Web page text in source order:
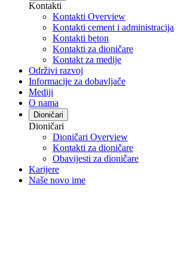
Kontakti
Kontakti Overview
Kontakti cement i administracija
Kontakti beton
Kontakti za dioničare
Kontakt za medije
Održivi razvoj
Informacije za dobavljače
Mediji
O nama
Dioničari
Dioničari
Dioničari Overview
Kontakti za dioničare
Obavijesti za dioničare
Karijere
Naše novo ime